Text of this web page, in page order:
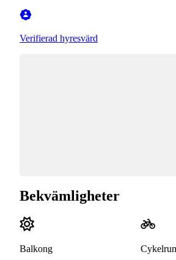
Verifierad hyresvärd
Bekvämligheter
Balkong